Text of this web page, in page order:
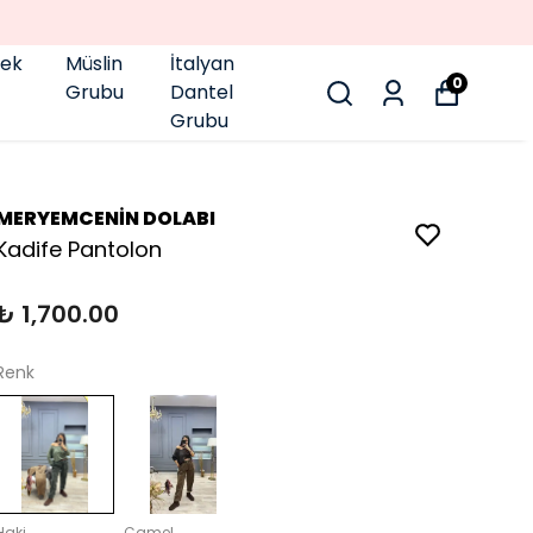
Müslin
Grubu
İtalyan
Dantel
Grubu
0
DOLABI
Pantolon
1,700.00